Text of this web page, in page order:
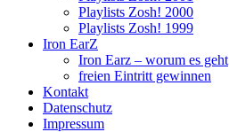
Playlists Zosh! 2000
Playlists Zosh! 1999
Iron EarZ
Iron Earz – worum es geht
freien Eintritt gewinnen
Kontakt
Datenschutz
Impressum